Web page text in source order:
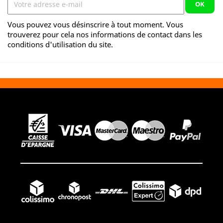
Vous pouvez vous désinscrire à tout moment. Vous
trouverez pour cela nos informations de contact dans les
conditions d'utilisation du site.